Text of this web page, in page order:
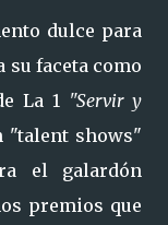
dulce para
su faceta como
La 1 "Servir y
"talent shows"
el galardón
premios que